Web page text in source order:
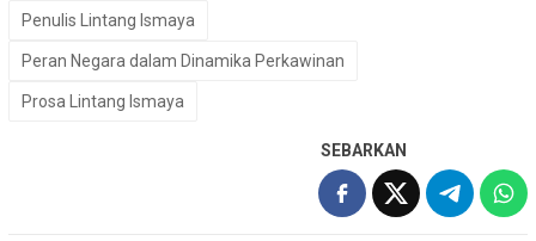
Penulis Lintang Ismaya
Peran Negara dalam Dinamika Perkawinan
Prosa Lintang Ismaya
SEBARKAN